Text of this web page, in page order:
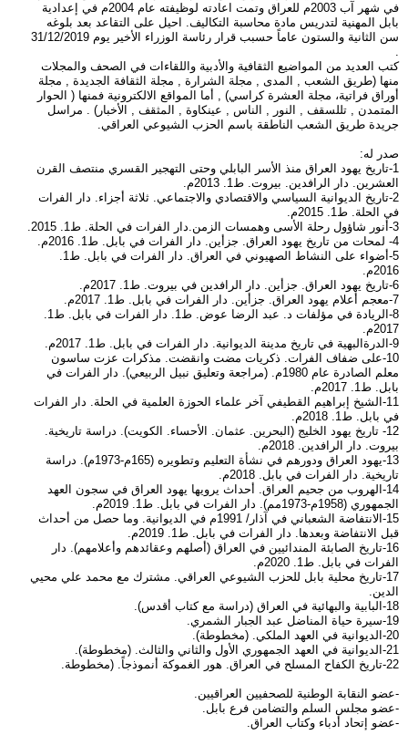
في شهر آب 2003م للعراق وتمت اعادته لوظيفته عام 2004م في إعدادية
بابل المهنية لتدريس مادة محاسبة التكاليف. احيل على التقاعد بعد بلوغه
سن الثانية والستون عاماً حسبب قرار رئاسة الوزراء الأخير يوم 31/12/2019
كتب العديد من المواضيع الثقافية والأدبية واللقاءات في الصحف والمجلات
منها (طريق الشعب , المدى , مجلة الشرارة , مجلة الثقافة الجديدة , مجلة
أوراق فراتية، مجلة العشرة كراسي) , أما المواقع الالكترونية فمنها ( الحوار
المتمدن , تللسقف , النور , الناس , عينكاوة , المثقف , الأخبار) . مراسل
جريدة طريق الشعب الناطقة باسم الحزب الشيوعي العراقي.
صدر له:
1-تاريخ يهود العراق منذ الأسر البابلي وحتى التهجير القسري منتصف القرن
العشرين. دار الرافدين. بيروت. ط1. 2013م.
2-تاريخ الديوانية السياسي والاقتصادي والاجتماعي. ثلاثة أجزاء. دار الفرات
في الحلة. ط1. 2015م.
3-أنور شاؤول رحلة الأسى وهمسات الزمن.دار الفرات في الحلة. ط1. 2015.
4- لمحات من تاريخ يهود العراق. جزأين. دار الفرات في بابل. ط1. 2016م.
2016م.
6-تاريخ يهود العراق. جزأين. دار الرافدين في بيروت. ط1. 2017م.
7-معجم أعلام يهود العراق. جزأين. دار الفرات في بابل. ط1. 2017م.
2017م.
9-الدرةالبهية في تاريخ مدينة الديوانية. دار الفرات في بابل. ط1. 2017م.
10-على ضفاف الفرات. ذكريات مضت وانقضت. مذكرات عزت ساسون
معلم الصادرة عام 1980م. (مراجعة وتعليق نبيل الربيعي). دار الفرات في
بابل. ط1. 2017م.
11-الشيخ إبراهيم القطيفي آخر علماء الحوزة العلمية في الحلة. دار الفرات
في بابل. ط1. 2018م.
12- تاريخ يهود الخليج (البحرين. عثمان. الأحساء. الكويت). دراسة تاريخية.
بيروت. دار الرافدين. 2018م.
13-يهود العراق ودورهم في نشأة التعليم وتطويره (165م-1973م). دراسة
تاريخية. دار الفرات في بابل. 2018م.
14-الهروب من جحيم العراق. أحداث يرويها يهود العراق في سجون العهد
الجمهوري (1958م-1973مم). دار الفرات في بابل. ط1. 2019م.
15-الانتفاضة الشعباني في آذار/ 1991م في الديوانية. وما حصل من أحداث
قبل الانتفاضة وبعدها. دار الفرات في بابل. ط1. 2019م.
16-تاريخ الصابئة المندائيين في العراق (أصلهم وعقائدهم وأعلامهم). دار
الفرات في بابل. ط1. 2020م.
17-تاريخ محلية بابل للحزب الشيوعي العراقي. مشترك مع محمد علي محيي
الدين.
18-البابية والبهائية في العراق (دراسة مع كتاب أقدس).
19-سيرة حياة المناضل عبد الجبار الشمري.
20-الديوانية في العهد الملكي. (مخطوطة).
21-الديوانية في العهد الجمهوري الأول والثاني والثالث. (مخطوطة).
22-تاريخ الكفاح المسلح في العراق. هور الغموكة أنموذجاً. (مخطوطة.
-عضو النقابة الوطنية للصحفيين العراقيين.
-عضو مجلس السلم والتضامن فرع بابل.
-عضو إتحاد أدباء وكتاب العراق.